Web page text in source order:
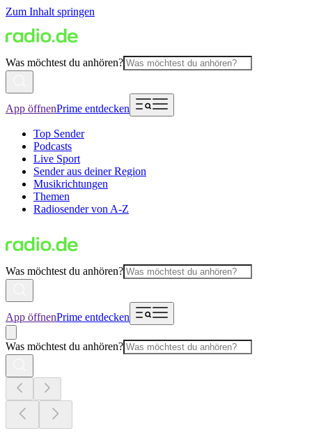
Zum Inhalt springen
Was möchtest du anhören?
App öffnenPrime entdecken
Top Sender
Podcasts
Live Sport
Sender aus deiner Region
Musikrichtungen
Themen
Radiosender von A-Z
Was möchtest du anhören?
App öffnenPrime entdecken
Was möchtest du anhören?